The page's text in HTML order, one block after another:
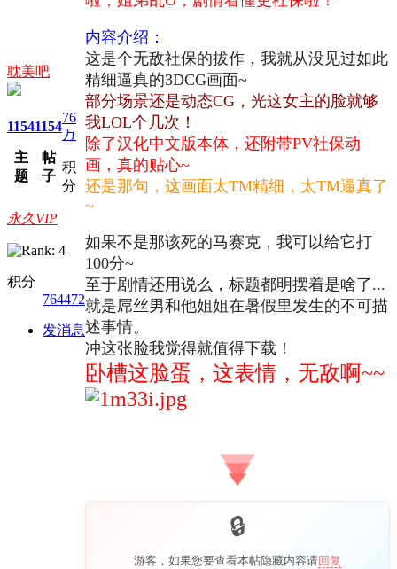
耽美吧
1154
主
题
1154
帖
子
76
万
积
分
永久VIP
积分
764472
发消息
内容介绍：
这是个无敌社保的拔作，我就从没见过如此
精细逼真的3DCG画面~
部分场景还是动态CG，光这女主的脸就够
我LOL个几次！
除了汉化中文版本体，还附带PV社保动
画，真的贴心~
还是那句，这画面太TM精细，太TM逼真了
~
如果不是那该死的马赛克，我可以给它打
100分~
至于剧情还用说么，标题都明摆着是啥了...
就是屌丝男和他姐姐在暑假里发生的不可描
述事情。
冲这张脸我觉得就值得下载！
卧槽这脸蛋，这表情，无敌啊~~
游客，如果您要查看本帖隐藏内容请回复